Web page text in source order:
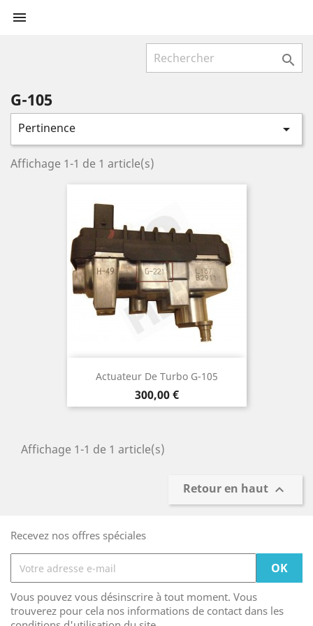


G-105
Pertinence 
Affichage 1-1 de 1 article(s)
Actuateur De Turbo G-105
Prix
300,00 €
Affichage 1-1 de 1 article(s)
Retour en haut 
Recevez nos offres spéciales
Vous pouvez vous désinscrire à tout moment. Vous
trouverez pour cela nos informations de contact dans les